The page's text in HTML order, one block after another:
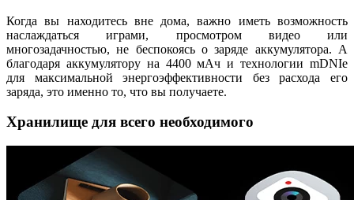
Когда вы находитесь вне дома, важно иметь возможность
наслаждаться играми, просмотром видео или
многозадачностью, не беспокоясь о заряде аккумулятора. А
благодаря аккумулятору на 4400 мАч и технологии mDNIe
для максимальной энергоэффективности без расхода его
заряда, это именно то, что вы получаете.
Хранилище для всего необходимого